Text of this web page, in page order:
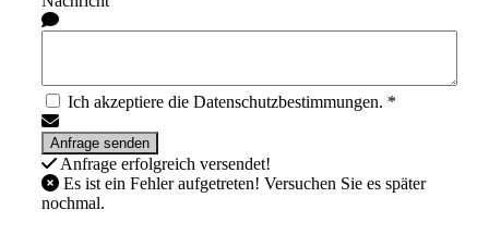
Ich akzeptiere die Datenschutzbestimmungen. *
Anfrage erfolgreich versendet!
Es ist ein Fehler aufgetreten! Versuchen Sie es später
nochmal.